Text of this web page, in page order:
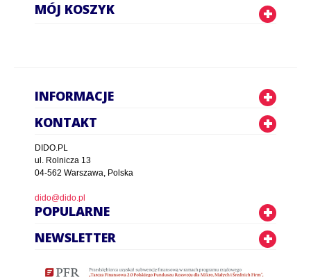
MÓJ KOSZYK
INFORMACJE
KONTAKT
DIDO.PL
ul. Rolnicza 13
04-562 Warszawa, Polska
dido@dido.pl
POPULARNE
NEWSLETTER